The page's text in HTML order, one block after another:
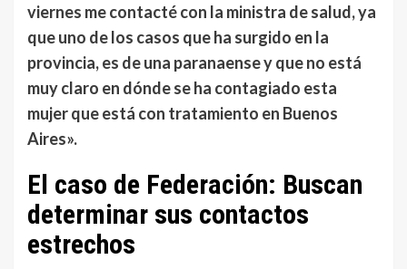
viernes me contacté con la ministra de salud, ya
que uno de los casos que ha surgido en la
provincia, es de una paranaense y que no está
muy claro en dónde se ha contagiado esta
mujer que está con tratamiento en Buenos
Aires».
El caso de Federación: Buscan
determinar sus contactos
estrechos